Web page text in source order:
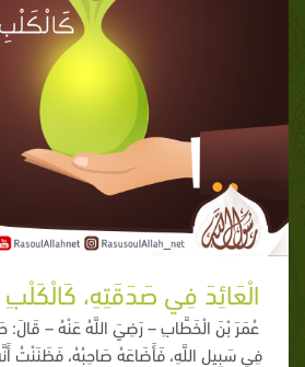
الْعَائِدَ فِي صَدَقَتِهِ،
عُمَرَ بْنَ الْخَطَّابِ – رَضِيَ اللَّهُ عَنْهُ –
فِي سَبِيلِ اللَّهِ، فَأَضَاعَهُ صَاحِبُهُ، فَظَنَنْتُ